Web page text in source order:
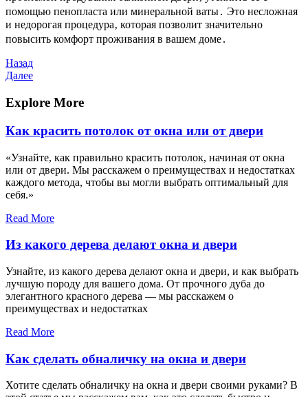
помощью пенопласта или минеральной ваты․ Это несложная
и недорогая процедура‚ которая позволит значительно
повысить комфорт проживания в вашем доме․
Навигация
по
записям
Предыдущая
запись
Назад
Следующая
Далее
Explore More
Как красить потолок от окна или от двери
«Узнайте, как правильно красить потолок, начиная от окна
или от двери. Мы расскажем о преимуществах и недостатках
каждого метода, чтобы вы могли выбрать оптимальный для
себя.»
Read More
Из какого дерева делают окна и двери
Узнайте, из какого дерева делают окна и двери, и как выбрать
лучшую породу для вашего дома. От прочного дуба до
элегантного красного дерева — мы расскажем о
преимуществах и недостатках
Read More
Как сделать обналичку на окна и двери
Хотите сделать обналичку на окна и двери своими руками? В